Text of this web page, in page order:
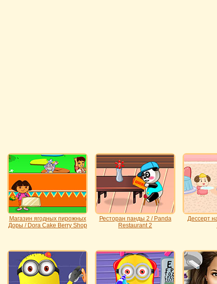
Магазин ягодных пирожных
Доры / Dora Cake Berry Shop
Ресторан панды 2 / Panda
Restaurant 2
Дессерт